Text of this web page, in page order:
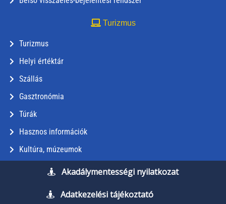
Turizmus
Turizmus
Helyi értéktár
Szállás
Gasztronómia
Túrák
Hasznos információk
Kultúra, múzeumok
Akadálymentességi nyilatkozat
Adatkezelési tájékoztató